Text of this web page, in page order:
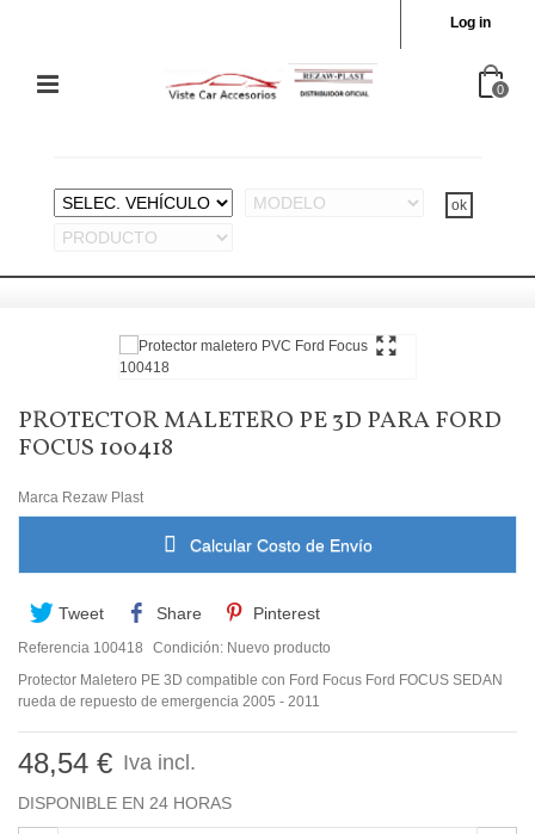
Log in
0
PROTECTOR MALETERO PE 3D PARA FORD
FOCUS 100418
Marca Rezaw Plast
Calcular Costo de Envío
Tweet Share Pinterest
Referencia 100418 Condición: Nuevo producto
Protector Maletero PE 3D compatible con Ford Focus Ford FOCUS SEDAN
rueda de repuesto de emergencia 2005 - 2011
48,54 € Iva incl.
DISPONIBLE EN 24 HORAS